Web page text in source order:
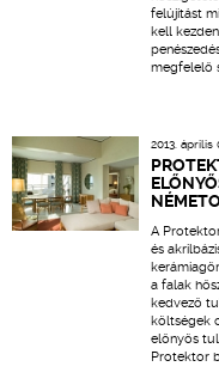
felújítást
kell
megfelelő
2013. április
A
és
a falak
kedvező
költségek
előnyös
Protektor